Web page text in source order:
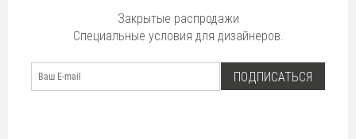
Закрытые распродажи
Специальные условия для дизайнеров.
ПОДПИСАТЬСЯ